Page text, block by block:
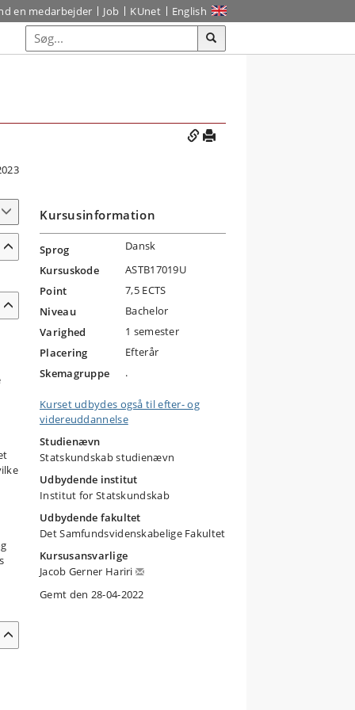
en medarbejder Job KUnet English
Kursusinformation
Sprog
Dansk
Kursuskode
ASTB17019U
Point
7,5 ECTS
Niveau
Bachelor
Varighed
1 semester
Placering
Efterår
Skemagruppe
.
Kurset udbydes også til efter- og
videreuddannelse
Studienævn
Statskundskab studienævn
Udbydende institut
Institut for Statskundskab
Udbydende fakultet
Det Samfundsvidenskabelige Fakultet
Kursusansvarlige
Jacob Gerner Hariri
Gemt den 28-04-2022